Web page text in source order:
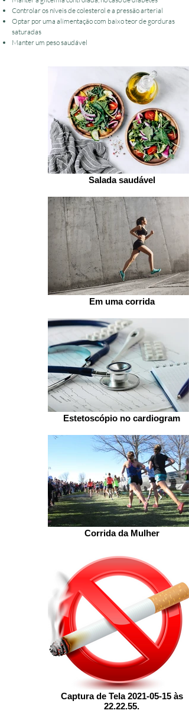
Controlar os níveis de colesterol e a pressão arterial
Optar por uma alimentação com baixo teor de gorduras
saturadas
Manter um peso saudável
Salada saudável
Em uma corrida
Estetoscópio no cardiogram
Corrida da Mulher
Captura de Tela 2021-05-15 às
22.22.55.